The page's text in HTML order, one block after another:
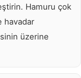
Hamuru çok
havadar
üzerine